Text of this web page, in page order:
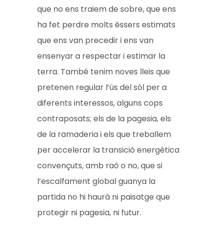
que no ens traiem de sobre, que ens
ha fet perdre molts éssers estimats
que ens van precedir i ens van
ensenyar a respectar i estimar la
terra. També tenim noves lleis que
pretenen regular l’ús del sòl per a
diferents interessos, alguns cops
contraposats; els de la pagesia, els
de la ramaderia i els que treballem
per accelerar la transició energètica
convençuts, amb raó o no, que si
l’escalfament global guanya la
partida no hi haurà ni paisatge que
protegir ni pagesia, ni futur.